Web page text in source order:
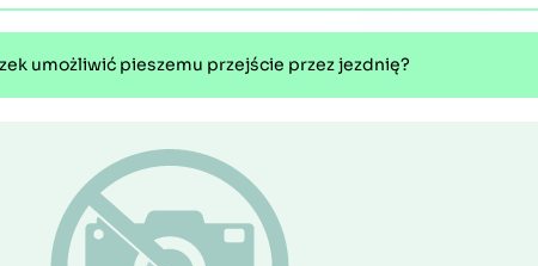
umożliwić pieszemu przejście przez jezdnię?